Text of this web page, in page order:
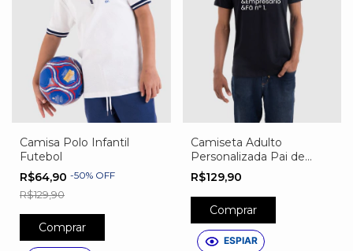
Camisa Polo Infantil
Futebol
R$64,90 -50% OFF
R$129,90
Comprar
Camiseta Adulto
Personalizada Pai de
Atleta
R$129,90
Comprar
ESPIAR